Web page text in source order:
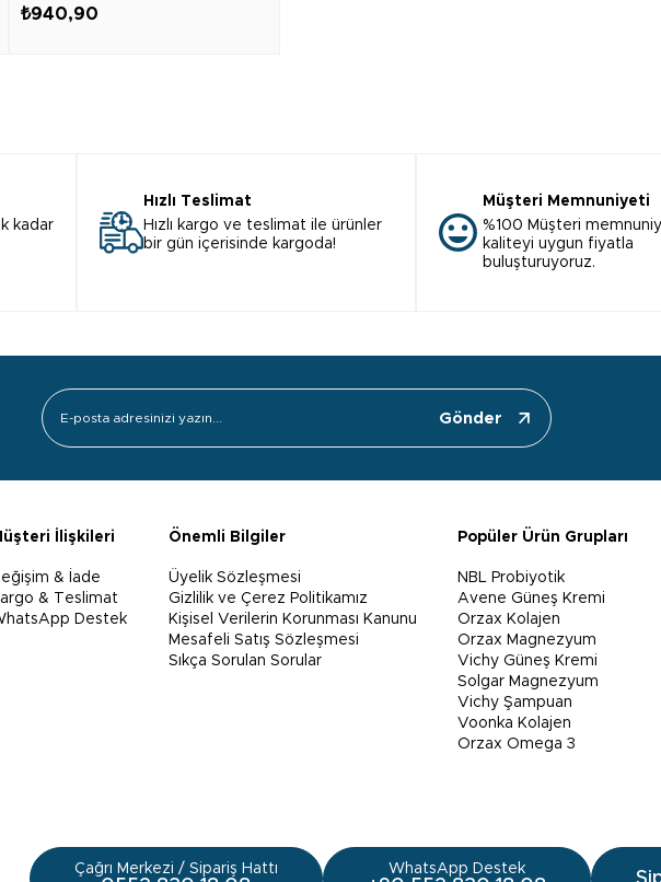
₺940,90
kadar
Hızlı Teslimat
Hızlı kargo ve teslimat ile ürünler
bir gün içerisinde kargoda!
Müşteri Memnuniyeti
%100 Müşteri
kaliteyi uygun fiyatla
buluşturuyoruz.
Gönder
İlişkileri
& İade
& Teslimat
Destek
Önemli Bilgiler
Üyelik Sözleşmesi
Gizlilik ve Çerez Politikamız
Kişisel Verilerin Korunması Kanunu
Mesafeli Satış Sözleşmesi
Sıkça Sorulan Sorular
Popüler Ürün Grupları
NBL Probiyotik
Avene Güneş Kremi
Orzax Kolajen
Orzax Magnezyum
Vichy Güneş Kremi
Solgar Magnezyum
Vichy Şampuan
Voonka Kolajen
Orzax Omega 3
Çağrı Merkezi / Sipariş Hattı WhatsApp Destek